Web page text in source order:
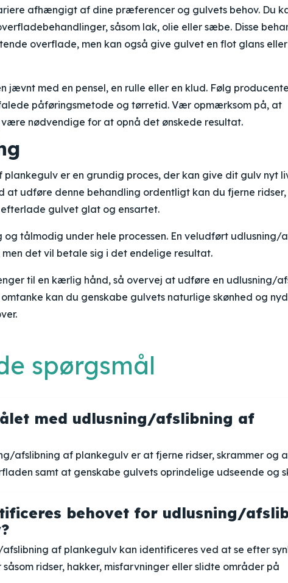
afhængigt af dine præferencer og gulvets behov. Du
såsom lak, olie eller sæbe. Disse
overflade, men kan også give gulvet en flot glans
jævnt med en pensel, en rulle eller en klud. Følg
påføringsmetode og tørretid. Vær opmærksom på, at
nødvendige for at opnå det ønskede resultat.
plankegulv er en grundig proces, der kan give dit gulv nyt
at udføre denne behandling ordentligt kan du fjerne
gulvet glat og ensartet.
tålmodig under hele processen. En veludført udlusning/
det vil betale sig i det endelige resultat.
til en kærlig hånd, så overvej at udføre en udlusning/
kan du genskabe gulvets naturlige skønhed og
spørgsmål
med udlusning/afslibning af
afslibning af plankegulv er at fjerne ridser, skrammer og
samt at genskabe gulvets oprindelige udseende og
behovet for udlusning/
af plankegulv kan identificeres ved at se efter
ridser, hakker, misfarvninger eller slidte områder på